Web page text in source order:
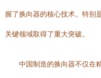
握了换向器的核心技术。特别
关键领域取得了重大突破。
中国制造的换向器不仅在